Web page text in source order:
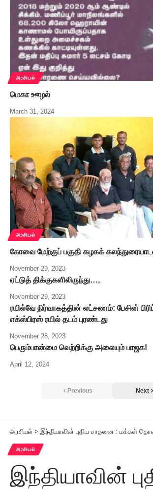
அரசியல்
மெகா ஊழல்
March 31, 2024
அரசியல்
கோவை மேற்குப் பகுதி கழகக்
November 29, 2023
ஏட்டுத் திக்குகளிலிருந்து…,
November 29, 2023
ரயில்வே நிர்வாகத்தின் லட்சணம்: பேசின்
எக்ஸ்பிரஸ் ரயில் தடம் புரண்டது
November 28, 2023
பெரும்பான்மை வெற்றிக்கு அலையும் பாஜக!
April 12, 2024
Previous Next
அரசியல் > இந்தியாவின் புதிய சாதனை : மக்கள்
அரசியல்
இந்தியாவின்